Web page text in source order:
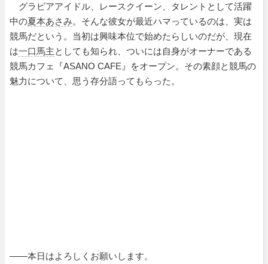
グラビアアイドル、レースクイーン、タレントとして活躍
中の夏本あさみ。そんな彼女が最近ハマっているのは、実は
競馬だという。当初は興味本位で始めたらしいのだが、現在
は一口馬主としても知られ、ついには自身がオーナーである
競馬カフェ『ASANO CAFE』をオープン。その素顔と競馬の
魅力について、思う存分語ってもらった。
――本日はよろしくお願いします。